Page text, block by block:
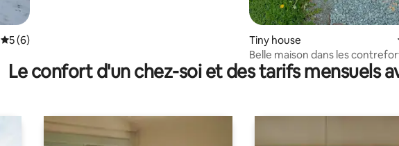
Évaluation moyenne sur la base de 6 commentaires : 5 sur 5
5 (6)
Tiny house
Belle maison dans les
monts Orlické
Le confort d'un chez-soi et des tarifs mensuels